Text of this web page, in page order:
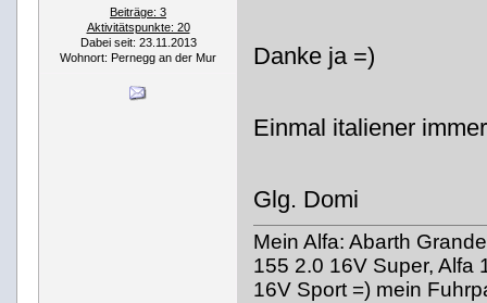
Beiträge: 3
Aktivitätspunkte: 20
Dabei seit: 23.11.2013
Wohnort: Pernegg an der Mur
Danke ja =)
Einmal italiener
Glg. Domi
Mein Alfa: Abarth
155 2.0 16V Super, Alfa
16V Sport =) mein